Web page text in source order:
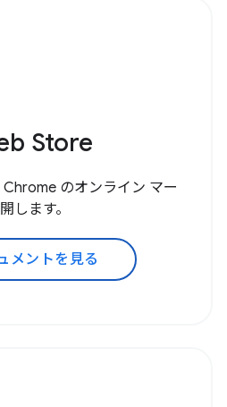
Store
のオンライン マー
します。
メントを見る